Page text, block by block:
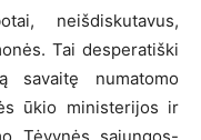
neišdiskutavus,
Tai desperatiški
savaitę numatomo
ūkio ministerijos ir